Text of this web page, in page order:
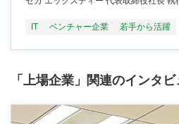
IT ベンチャー企業 若手から活躍
「上場企業」関連のインタ